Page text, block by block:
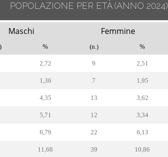
POPOLAZIONE PER ETÀ (ANNO 2024)
Maschi Femmine
% (n.) %
2,72 9 2,51
1,36 7 1,95
4,35 13 3,62
5,71 12 3,34
6,79 22 6,13
11,68 39 10,86